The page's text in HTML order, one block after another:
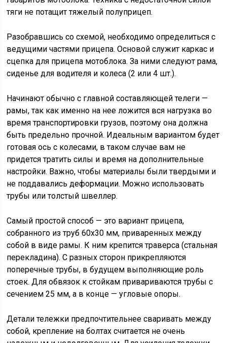
тяги не потащит тяжелый полуприцеп.
Разобравшись со схемой, необходимо определиться с
ведущими частями прицепа. Основой служит каркас и
сцепка для прицепа мотоблока. За ними следуют рама,
сиденье для водителя и колеса (2 или 4 шт.).
Начинают обычно с главной составляющей телеги —
рамы, так как именно на нее ложится вся нагрузка во
время транспортировки грузов, поэтому она должна
быть предельно прочной. Идеальным вариантом будет
готовая ось с колесами, в таком случае вам не
придется тратить силы и время на дополнительные
настройки. Важно, чтобы материалы были твердыми и
не поддавались деформации. Можно использовать
трубы или толстый швеллер.
Самый простой способ — это вариант прицепа,
собранного из труб 60х30 мм, приваренных между
собой в виде рамы. К ним крепится траверса (стальная
перекладина). С разных сторон прикрепляются
поперечные трубы, в будущем выполняющие роль
стоек. Для обвязок к стойкам привариваются трубы с
сечением 25 мм, а в конце — угловые опоры.
Детали тележки предпочтительнее сваривать между
собой, крепление на болтах считается не очень